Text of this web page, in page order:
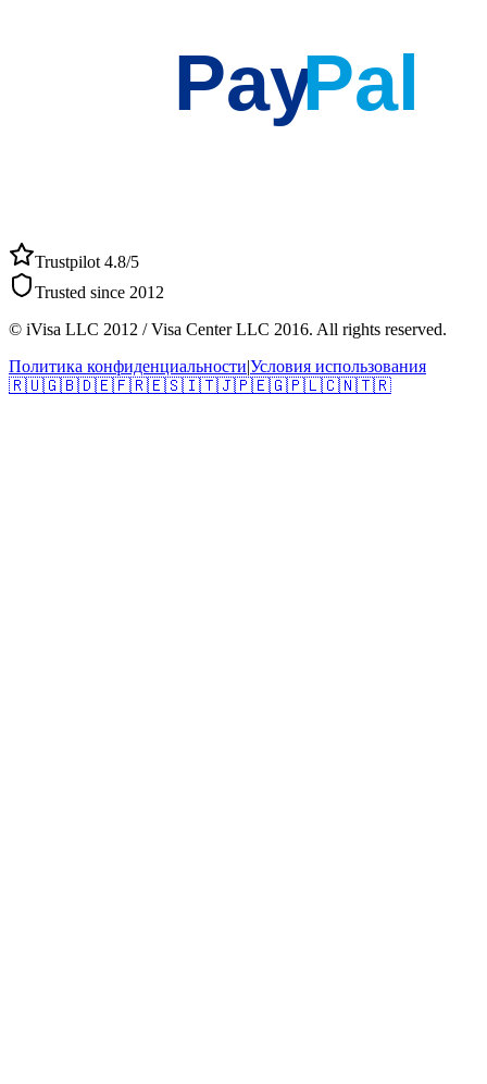
PayPal
Trustpilot 4.8/5
Trusted since 2012
© iVisa LLC 2012 / Visa Center LLC 2016. All rights reserved.
Политика конфиденциальности|Условия использования
🇷🇺🇬🇧🇩🇪🇫🇷🇪🇸🇮🇹🇯🇵🇪🇬🇵🇱🇨🇳🇹🇷